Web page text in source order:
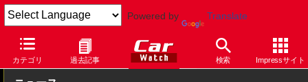
Powered by Translate
カテゴリ 過去記事 検索 Impressサイト
Car Watch 自動車 ルノー メガーヌ